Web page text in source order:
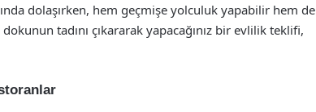
dolaşırken, hem geçmişe yolculuk yapabilir hem de
tadını çıkararak yapacağınız bir evlilik teklifi,